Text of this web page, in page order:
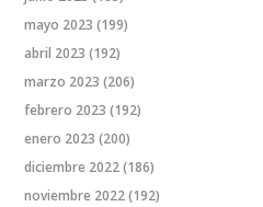
mayo 2023 (199)
abril 2023 (192)
marzo 2023 (206)
febrero 2023 (192)
enero 2023 (200)
diciembre 2022(186)
noviembre 2022(192)